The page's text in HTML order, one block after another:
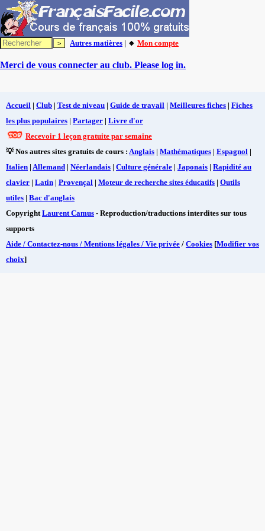
Autres matières | 🔸 Mon compte
Merci de vous connecter au club. Please log in.
Accueil | Club | Test de niveau | Guide de travail | Meilleures fiches | Fiches
les plus populaires | Partager | Livre d'or
Recevoir 1 leçon gratuite par semaine
💡 Nos autres sites gratuits de cours : Anglais | Mathématiques | Espagnol |
Italien | Allemand | Néerlandais | Culture générale | Japonais | Rapidité au
clavier | Latin | Provençal | Moteur de recherche sites éducatifs | Outils
utiles | Bac d'anglais
CopyrightLaurent Camus - Reproduction/traductions interdites sur tous
supports
Aide / Contactez-nous / Mentions légales / Vie privée / Cookies [Modifier vos
choix]